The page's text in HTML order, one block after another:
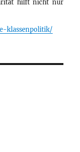
hilft nicht nur
klassenpolitik/